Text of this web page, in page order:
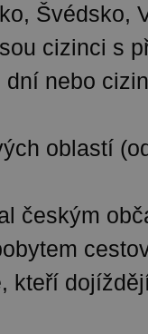
Švédsko,
cizinci s
nebo
oblastí
českým
kteří